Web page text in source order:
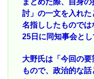
討」の一文を入れ
名指ししたものでは
25日に同知事会とし
大野氏は「今回の
もので、政治的な